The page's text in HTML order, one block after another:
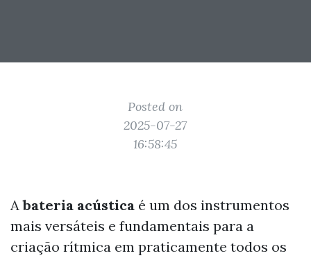
Posted on
2025-07-27
16:58:45
Abateria acústica é um dos instrumentos
mais versáteis e fundamentais para a
criação rítmica em praticamente todos os